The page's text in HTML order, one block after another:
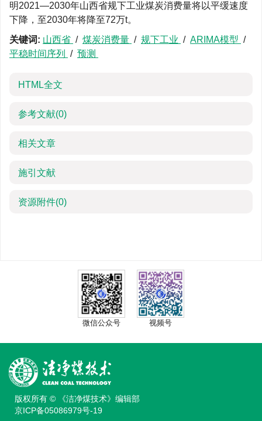
明2021—2030年山西省规下工业煤炭消费量将以平缓速度
下降，至2030年将降至72万t。
关键词: 山西省 / 煤炭消费量 / 规下工业 / ARIMA模型 /
平稳时间序列
/ 预测
HTML全文
参考文献(0)
相关文章
施引文献
资源附件(0)
微信公众号 视频号
版权所有 © 《洁净煤技术》编辑部
京ICP备05086979号-19